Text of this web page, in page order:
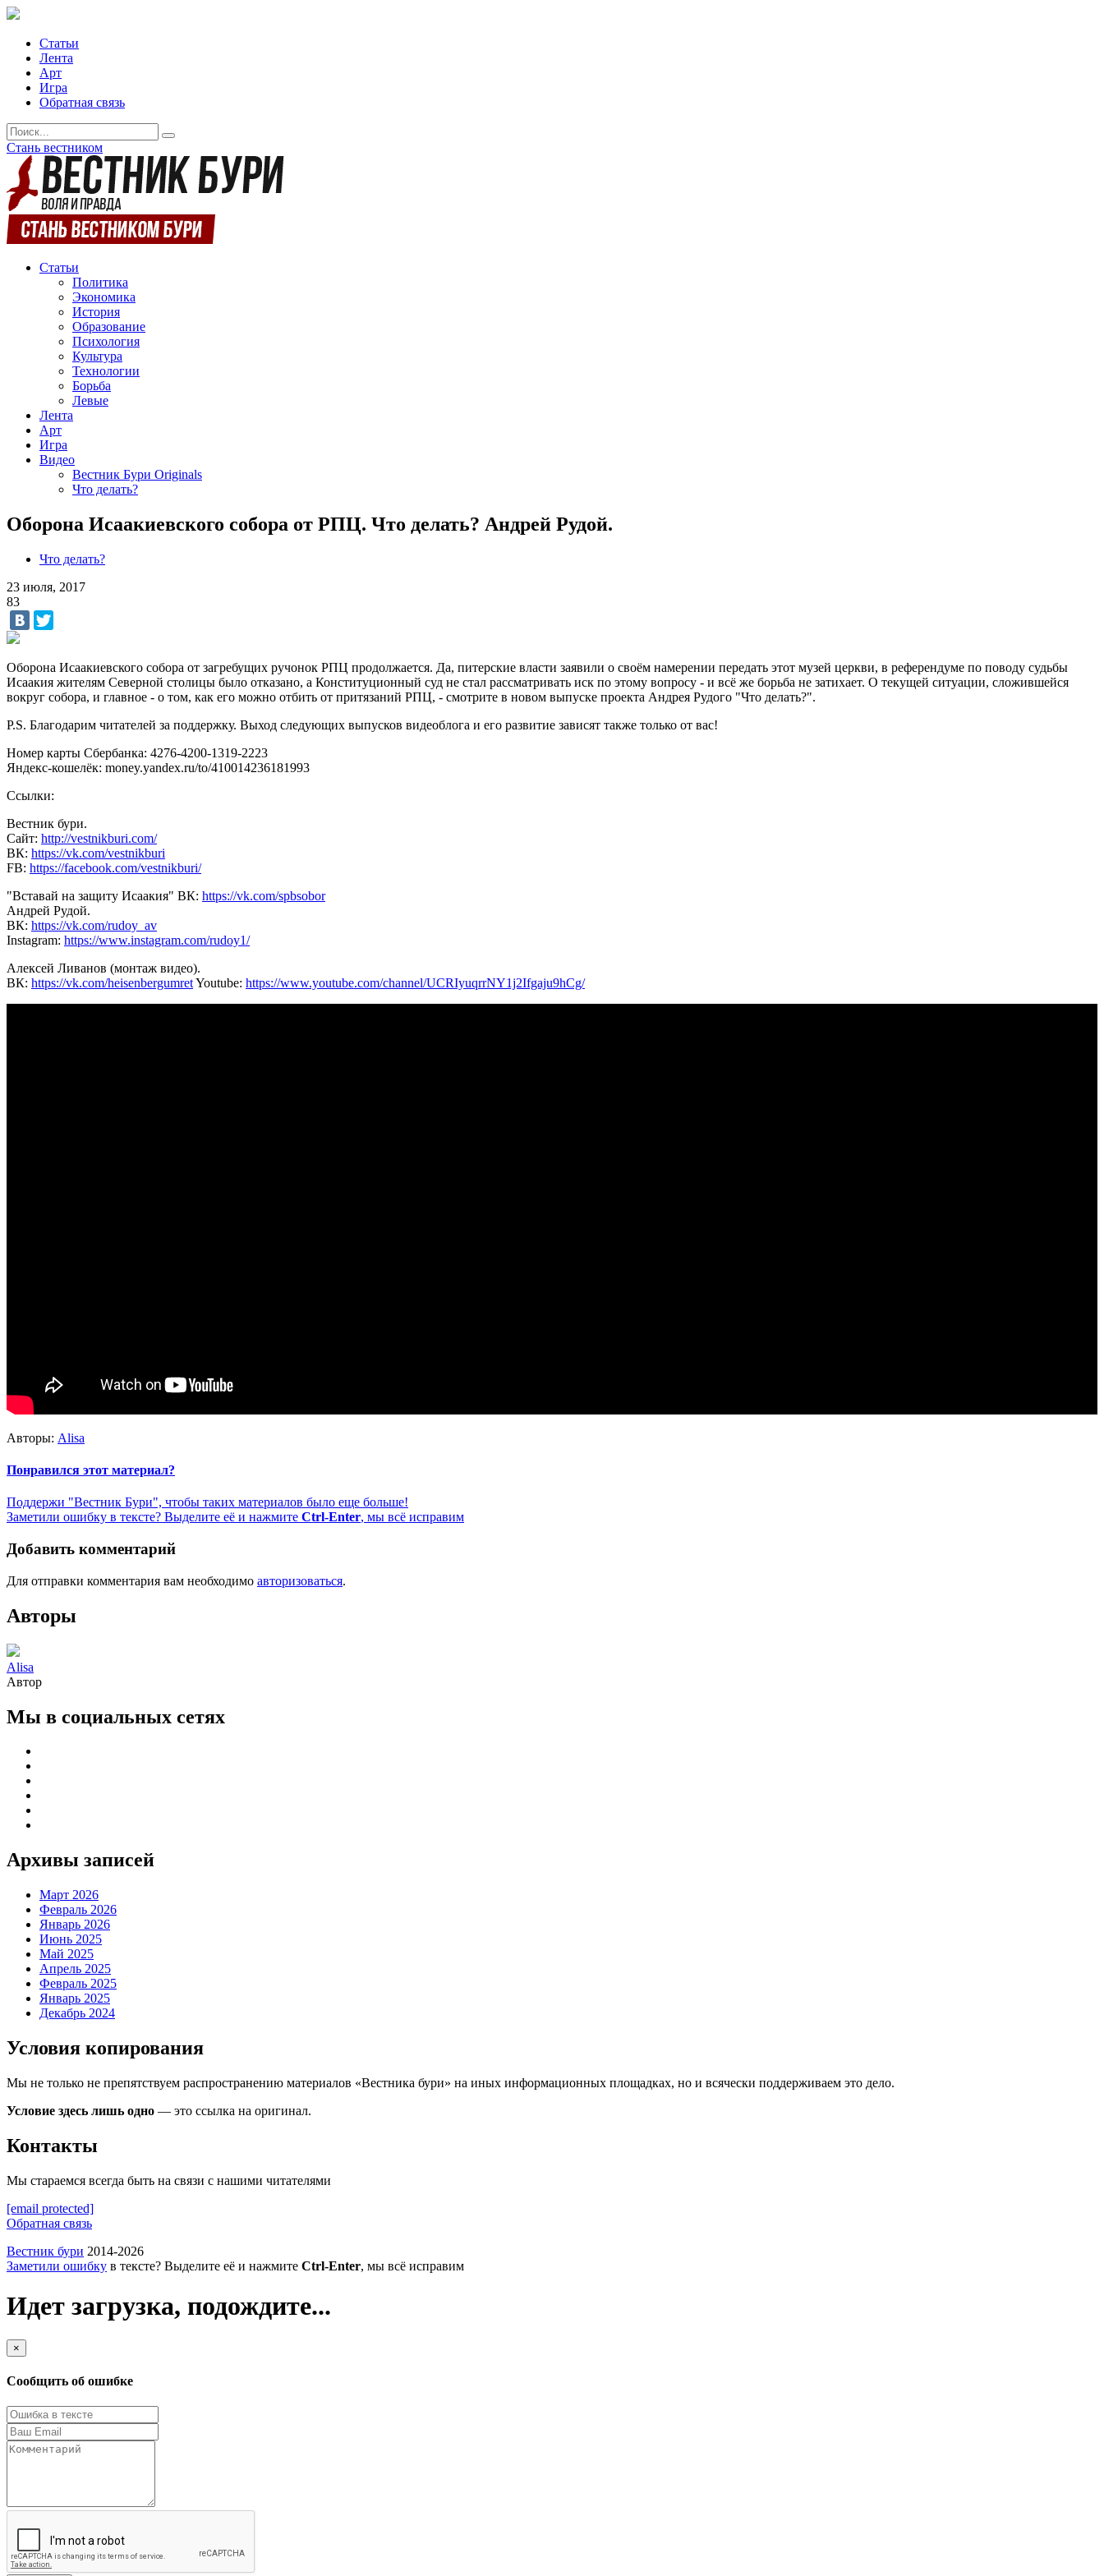
Статьи
Лента
Арт
Игра
Обратная связь
Стань вестником
Статьи
Политика
Экономика
История
Образование
Психология
Культура
Технологии
Борьба
Левые
Лента
Арт
Игра
Видео
Вестник Бури Originals
Что делать?
Оборона Исаакиевского собора от РПЦ. Что делать? Андрей Рудой.
Что делать?
23 июля, 2017
83
Оборона Исаакиевского собора от загребущих ручонок РПЦ продолжается. Да, питерские власти заявили о своём намерении передать этот музей церкви, в референдуме по поводу судьбы
Исаакия жителям Северной столицы было отказано, а Конституционный суд не стал рассматривать иск по этому вопросу - и всё же борьба не затихает. О текущей ситуации, сложившейся
вокруг собора, и главное - о том, как его можно отбить от притязаний РПЦ, - смотрите в новом выпуске проекта Андрея Рудого "Что делать?".
P.S. Благодарим читателей за поддержку. Выход следующих выпусков видеоблога и его развитие зависят также только от вас!
Номер карты Сбербанка: 4276-4200-1319-2223
Яндекс-кошелёк: money.yandex.ru/to/410014236181993
Ссылки:
Вестник бури.
Сайт: http://vestnikburi.com/
ВК: https://vk.com/vestnikburi
FB: https://facebook.com/vestnikburi/
"Вставай на защиту Исаакия" ВК: https://vk.com/spbsobor
Андрей Рудой.
ВК: https://vk.com/rudoy_av
Instagram: https://www.instagram.com/rudoy1/
Алексей Ливанов (монтаж видео).
ВК: https://vk.com/heisenbergumretYoutube: https://www.youtube.com/channel/UCRIyuqrrNY1j2Ifgaju9hCg/
Авторы: Alisa
Понравился этот материал?
Поддержи "Вестник Бури", чтобы таких материалов было еще больше!
Заметили ошибку в тексте? Выделите её и нажмите Ctrl-Enter, мы всё исправим
Добавить комментарий
Для отправки комментария вам необходимо авторизоваться.
Авторы
Alisa
Автор
Мы в социальных сетях
Архивы записей
Март 2026
Февраль 2026
Январь 2026
Июнь 2025
Май 2025
Апрель 2025
Февраль 2025
Январь 2025
Декабрь 2024
Условия копирования
Мы не только не препятствуем распространению материалов «Вестника бури» на иных информационных площадках, но и всячески поддерживаем это дело.
Условие здесь лишь одно — это ссылка на оригинал.
Контакты
Мы стараемся всегда быть на связи с нашими читателями
[email protected]
Обратная связь
Вестник бури 2014-2026
Заметили ошибку в тексте? Выделите её и нажмите Ctrl-Enter, мы всё исправим
Идет загрузка, подождите...
×
Сообщить об ошибке